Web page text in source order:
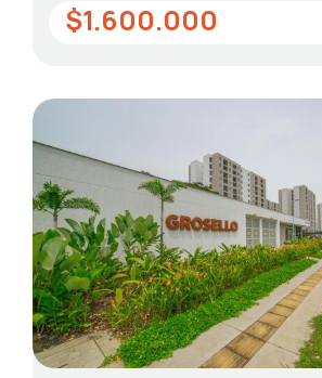
$1.600.000